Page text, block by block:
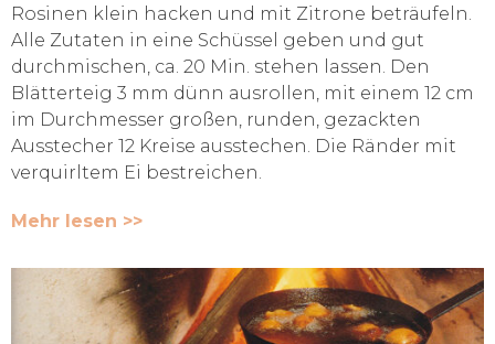
Rosinen klein hacken und mit Zitrone beträufeln.
Alle Zutaten in eine Schüssel geben und gut
durchmischen, ca. 20 Min. stehen lassen. Den
Blätterteig 3 mm dünn ausrollen, mit einem 12 cm
im Durchmesser großen, runden, gezackten
Ausstecher 12 Kreise ausstechen. Die Ränder mit
verquirltem Ei bestreichen.
Mehr lesen >>